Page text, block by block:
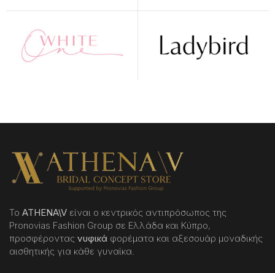
Το ATHENA\V είναι ο κεντρικός αντιπρόσωπος της
Pronovias Fashion Group σε Ελλάδα και Κύπρο,
προσφέροντας νυφικά φορέματα και αξεσουάρ μοναδικής
αισθητικής για κάθε γυναίκα.